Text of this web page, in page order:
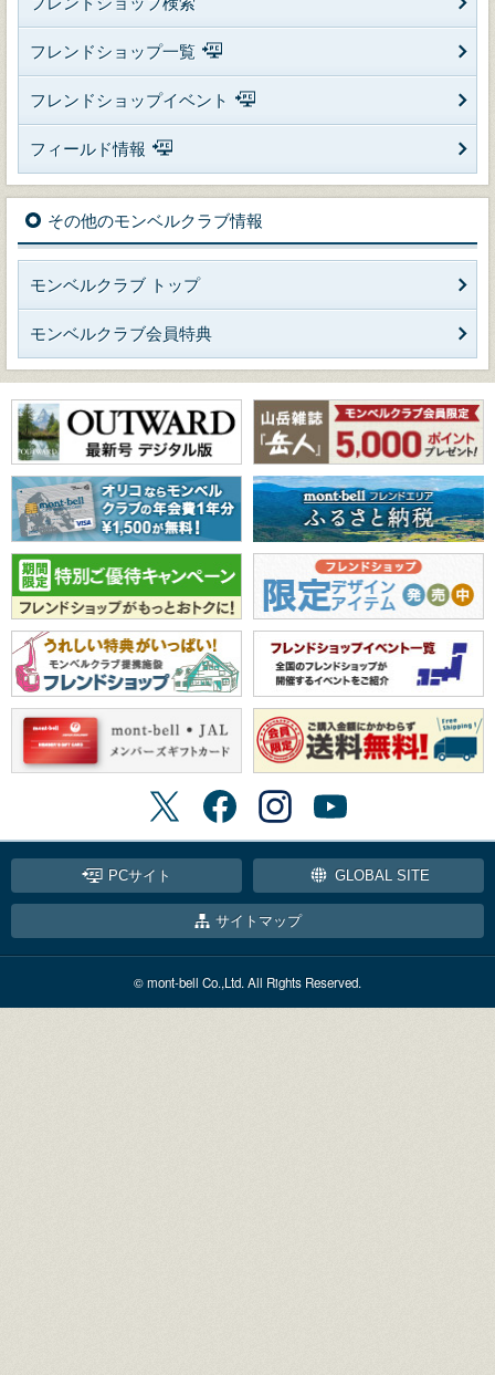
フレンドショップ一覧
フレンドショップイベント
フィールド情報
その他のモンベルクラブ情報
モンベルクラブ トップ
モンベルクラブ会員特典
PCサイト GLOBAL SITE
サイトマップ
© mont-bell Co.,Ltd. All Rights Reserved.